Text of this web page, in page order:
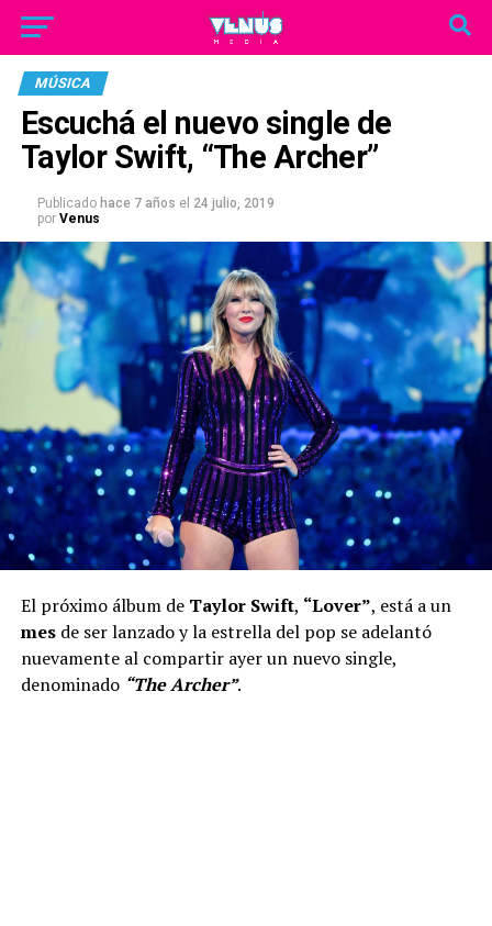
MÚSICA
Escuchá el nuevo single de
Taylor Swift, “The Archer”
Publicado hace 7 años el 24 julio, 2019
por Venus
El próximo álbum de Taylor Swift, “Lover”, está a un
mesde ser lanzado y la estrella del pop se adelantó
nuevamente al compartir ayer un nuevo single,
denominado “The Archer”.